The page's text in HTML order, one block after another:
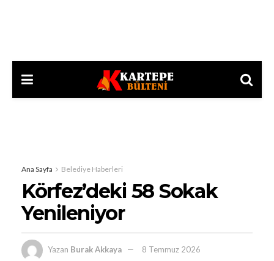
Ana Sayfa Belediye Haberleri
Körfez’deki 58 Sokak
Yenileniyor
Yazan Burak Akkaya
8 Temmuz 2026